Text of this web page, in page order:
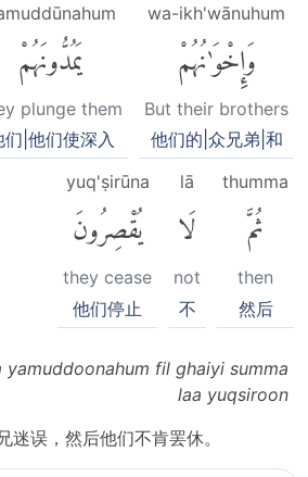
wa-ikh'wānuhum
وَإِخْوَٰنُهُمْ
But their brothers
他们的|众兄弟|和
يَمُدُّونَهُمْ
plunge them
们|他们使深入
thumma
ثُمَّ
then
然后
lā
لَا
not
不
yuq'ṣirūna
يُقْصِرُونَ
they cease
他们停止
yamuddoonahum fil ghaiyi summa
laa yuqsiroon
迷误，然后他们不肯罢休。